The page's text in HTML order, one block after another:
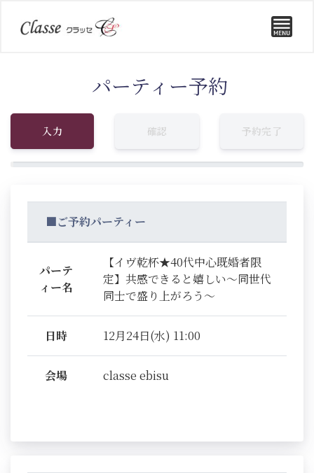
パーティー予約
入力 確認 予約完了
■ご予約パーティー
パーテ
ィー名
【イヴ乾杯★40代中心既婚者限
定】共感できると嬉しい～同世代
同士で盛り上がろう～
日時 12月24日(水) 11:00
会場 classe ebisu